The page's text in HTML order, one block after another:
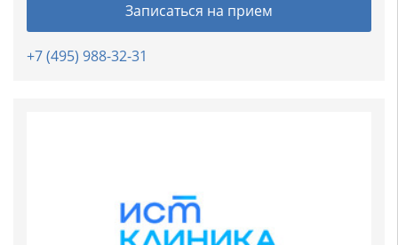
Записаться на прием
+7 (495) 988-32-31